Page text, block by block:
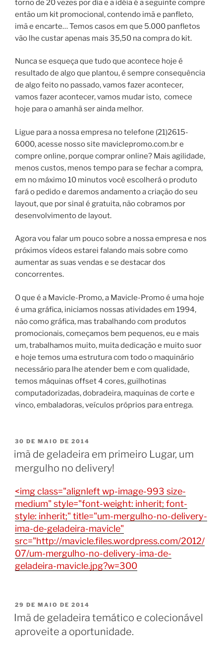
torno de 20 vezes por dia e a idéia é a seguinte compre
então um kit promocional, contendo imã e panfleto,
imã e encarte… Temos casos em que 5.000 panfletos
vão lhe custar apenas mais 35,50 na compra do kit.
Nunca se esqueça que tudo que acontece hoje é
resultado de algo que plantou, é sempre consequência
de algo feito no passado, vamos fazer acontecer,
vamos fazer acontecer, vamos mudar isto, comece
hoje para o amanhã ser ainda melhor.
Ligue para a nossa empresa no telefone (21)2615-
6000, acesse nosso site maviclepromo.com.bre
compre online, porque comprar online? Mais agilidade,
menos custos, menos tempo para se fechar a compra,
em no máximo 10 minutos você escolherá o produto
fará o pedido e daremos andamento a criação do seu
layout, que por sinal é gratuita, não cobramos por
desenvolvimento de layout.
Agora vou falar um pouco sobre a nossa empresa e nos
próximos vídeos estarei falando mais sobre como
aumentar as suas vendas e se destacar dos
concorrentes.
O que é a Mavicle-Promo, a Mavicle-Promo é uma hoje
é uma gráfica, iniciamos nossas atividades em 1994,
não como gráfica, mas trabalhando com produtos
promocionais, começamos bem pequenos, eu e mais
um, trabalhamos muito, muita dedicação e muito suor
e hoje temos uma estrutura com todo o maquinário
necessário para lhe atender bem e com qualidade,
temos máquinas offset 4 cores, guilhotinas
computadorizadas, dobradeira, maquinas de corte e
vinco, embaladoras, veículos próprios para entrega.
PUBLICADO
EM
30 DE MAIO DE 2014
imã de geladeira em primeiro Lugar, um
mergulho no delivery!
<img class="alignleft wp-image-993 size-
medium" style="font-weight: inherit; font-
style: inherit;" title="um-mergulho-no-delivery-
ima-de-geladeira-mavicle"
src="http://mavicle.files.wordpress.com/2012/
07/um-mergulho-no-delivery-ima-de-
geladeira-mavicle.jpg?w=300
PUBLICADO
EM
29 DE MAIO DE 2014
Imã de geladeira temático e colecionável
aproveite a oportunidade.